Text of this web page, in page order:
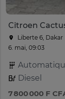
Citroen
Liberte 6, Dakar
6. mai, 09:03
Diesel
7 800 000 F